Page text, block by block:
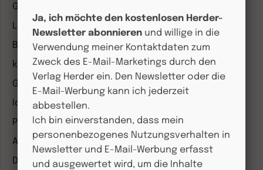
Gemeinsam Glauben
Lebensspuren
Bibel lesen
kunst und kirche
Gottesdienst
Ideenwerkstatt Gottesdienste
Pastoralblätter
Anzeiger für die Seelsorge
Diakonia
Ja, ich möchte den kostenlosen Herder-
Newsletter abonnieren und willige in die
Verwendung meiner Kontaktdaten zum
Zweck des E-Mail-Marketings durch den
Verlag Herder ein. Den Newsletter oder die
E-Mail-Werbung kann ich jederzeit
abbestellen.
Ich bin einverstanden, dass mein
personenbezogenes Nutzungsverhalten in
Newsletter und E-Mail-Werbung erfasst
und ausgewertet wird, um die Inhalte